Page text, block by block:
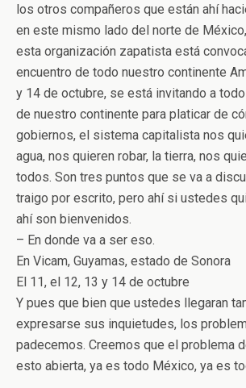
los otros compañeros que están ahí
en este mismo lado del norte de
esta organización zapatista está
encuentro de todo nuestro continente
y 14 de octubre, se está invitando a
de nuestro continente para platicar de
gobiernos, el sistema capitalista nos
agua, nos quieren robar, la tierra, nos
todos. Son tres puntos que se va a
traigo por escrito, pero ahí si ustedes
ahí son bienvenidos.
– En donde va a ser eso.
En Vicam, Guyamas, estado de Sonora
El 11, el 12, 13 y 14 de octubre
Y pues que bien que ustedes llegaran
expresarse sus inquietudes, los
padecemos. Creemos que el problema
esto abierta, ya es todo México, ya es